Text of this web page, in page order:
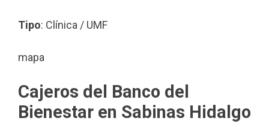
Tipo: Clínica / UMF
mapa
Cajeros del Banco del
Bienestar en Sabinas Hidalgo